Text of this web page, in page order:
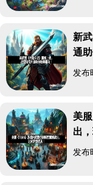
新
通
发布
美
出
发布